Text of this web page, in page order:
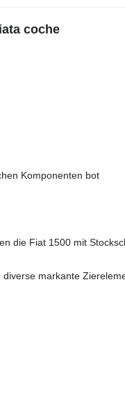
coche
Komponenten bot
die Fiat 1500 mit
markante